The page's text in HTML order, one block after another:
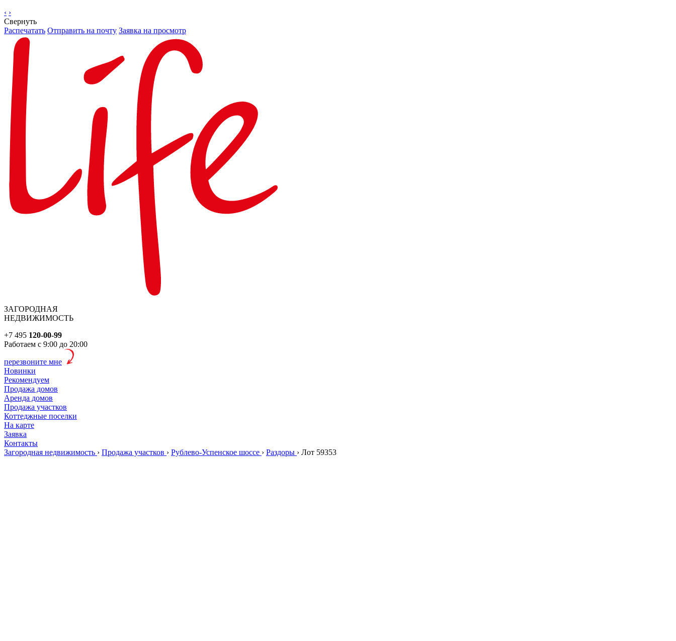
‹ ›
Свернуть
Распечатать Отправить на почту Заявка на просмотр
ЗАГОРОДНАЯ
НЕДВИЖИМОСТЬ
+7 495 120-00-99
Работаем с 9:00 до 20:00
перезвоните мне
Новинки
Рекомендуем
Продажа домов
Аренда домов
Продажа участков
Коттеджные поселки
На карте
Заявка
Контакты
Загородная недвижимость › Продажа участков › Рублево-Успенское шоссе › Раздоры › Лот 59353